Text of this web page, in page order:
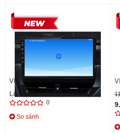
VIETMAP ASSISTANT PRO
Liên hệ
0
So sánh